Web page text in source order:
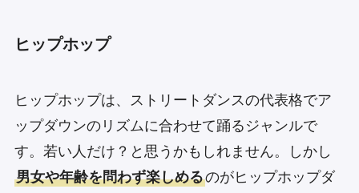
ヒップホップ
ヒップホップは、ストリートダンスの代表格でア
ップダウンのリズムに合わせて踊るジャンルで
す。若い人だけ？と思うかもしれません。しかし
男女や年齢を問わず楽しめるのがヒップホップダ